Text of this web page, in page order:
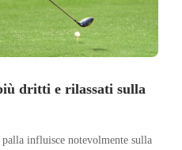
dritti e rilassati sulla
influisce notevolmente sulla